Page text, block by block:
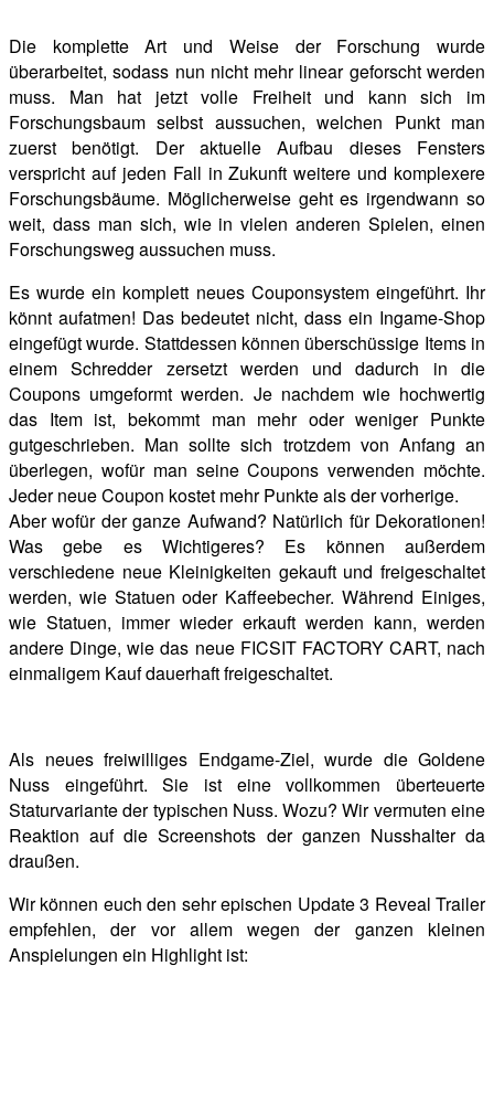
Die komplette Art und Weise der Forschung wurde
überarbeitet, sodass nun nicht mehr linear geforscht werden
muss. Man hat jetzt volle Freiheit und kann sich im
Forschungsbaum selbst aussuchen, welchen Punkt man
zuerst benötigt. Der aktuelle Aufbau dieses Fensters
verspricht auf jeden Fall in Zukunft weitere und komplexere
Forschungsbäume. Möglicherweise geht es irgendwann so
weit, dass man sich, wie in vielen anderen Spielen, einen
Forschungsweg aussuchen muss.
Es wurde ein komplett neues Couponsystem eingeführt. Ihr
könnt aufatmen! Das bedeutet nicht, dass ein Ingame-Shop
eingefügt wurde. Stattdessen können überschüssige Items in
einem Schredder zersetzt werden und dadurch in die
Coupons umgeformt werden. Je nachdem wie hochwertig
das Item ist, bekommt man mehr oder weniger Punkte
gutgeschrieben. Man sollte sich trotzdem von Anfang an
überlegen, wofür man seine Coupons verwenden möchte.
Jeder neue Coupon kostet mehr Punkte als der vorherige.
Aber wofür der ganze Aufwand? Natürlich für Dekorationen!
Was gebe es Wichtigeres? Es können außerdem
verschiedene neue Kleinigkeiten gekauft und freigeschaltet
werden, wie Statuen oder Kaffeebecher. Während Einiges,
wie Statuen, immer wieder erkauft werden kann, werden
andere Dinge, wie das neue FICSIT FACTORY CART, nach
einmaligem Kauf dauerhaft freigeschaltet.
Als neues freiwilliges Endgame-Ziel, wurde die Goldene
Nuss eingeführt. Sie ist eine vollkommen überteuerte
Staturvariante der typischen Nuss. Wozu? Wir vermuten eine
Reaktion auf die Screenshots der ganzen Nusshalter da
draußen.
Wir können euch den sehr epischen Update 3 Reveal Trailer
empfehlen, der vor allem wegen der ganzen kleinen
Anspielungen ein Highlight ist: